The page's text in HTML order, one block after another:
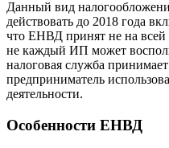
Данный вид
действовать до 2018 года
что ЕНВД принят не на всей
не каждый ИП может
налоговая служба
предприниматель
деятельности.
Особенности ЕНВД